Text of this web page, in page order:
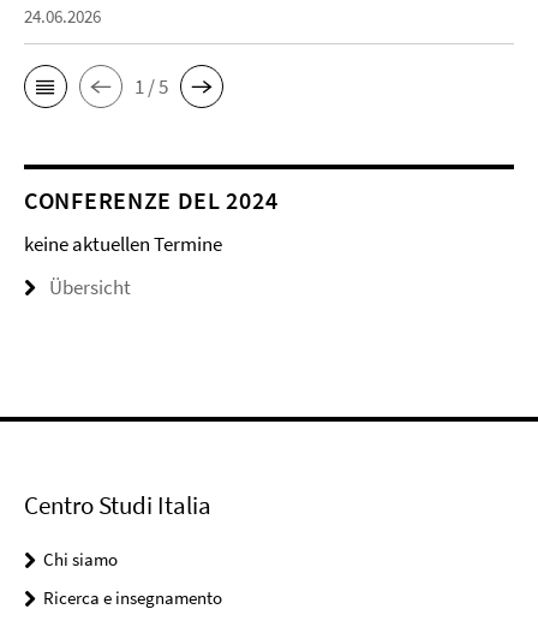
24.06.2026
1 / 5
CONFERENZE DEL 2024
keine aktuellen Termine
Übersicht
Centro Studi Italia
Chi siamo
Ricerca e insegnamento